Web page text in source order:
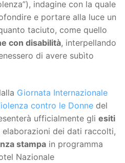
indagine con la quale
e portare alla luce un
taciuto, come quello
con disabilità, interpellando
di avere subìto
Giornata Internazionale
contro le Donne del
ufficialmente gli esiti
elaborazioni dei dati raccolti,
stampa in programma
Nazionale